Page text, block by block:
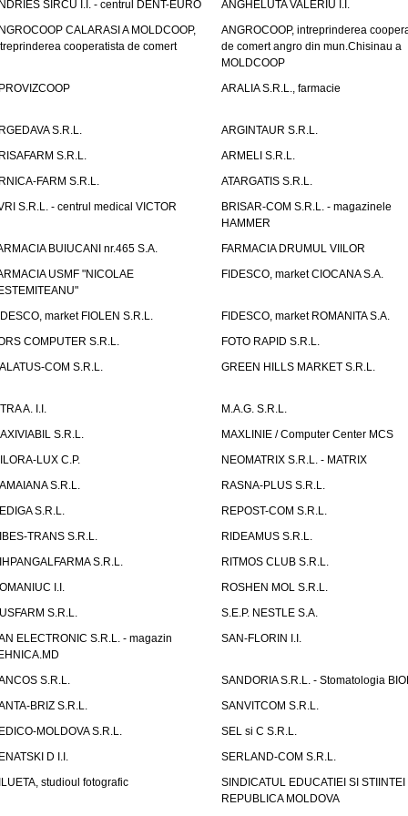
SIRCU I.I. - centrul DENT-EURO
ANGHELUTA VALERIU I.I.
CALARASI A MOLDCOOP,
cooperatista de comert
ANGROCOOP, intreprinderea
de comert angro din mun.Chisinau a
MOLDCOOP
ARALIA S.R.L., farmacie
S.R.L.
ARGINTAUR S.R.L.
S.R.L.
ARMELI S.R.L.
FARM S.R.L.
ATARGATIS S.R.L.
S.R.L. - centrul medical VICTOR
BRISAR-COM S.R.L. - magazinele
HAMMER
BUIUCANI nr.465 S.A.
FARMACIA DRUMUL VIILOR
USMF "NICOLAE
FIDESCO, market CIOCANA S.A.
market FIOLEN S.R.L.
FIDESCO, market ROMANITA S.A.
COMPUTER S.R.L.
FOTO RAPID S.R.L.
COM S.R.L.
GREEN HILLS MARKET S.R.L.
A. I.I.
M.A.G. S.R.L.
S.R.L.
MAXLINIE / Computer Center MCS
LUX C.P.
NEOMATRIX S.R.L. - MATRIX
S.R.L.
RASNA-PLUS S.R.L.
S.R.L.
REPOST-COM S.R.L.
TRANS S.R.L.
RIDEAMUS S.R.L.
S.R.L.
RITMOS CLUB S.R.L.
I.I.
ROSHEN MOL S.R.L.
S.R.L.
S.E.P. NESTLE S.A.
ELECTRONIC S.R.L. - magazin
SAN-FLORIN I.I.
S.R.L.
SANDORIA S.R.L. - Stomatologia
BRIZ S.R.L.
SANVITCOM S.R.L.
MOLDOVA S.R.L.
SEL si C S.R.L.
D I.I.
SERLAND-COM S.R.L.
studioul fotografic
SINDICATUL EDUCATIEI SI STIINTEI
REPUBLICA MOLDOVA